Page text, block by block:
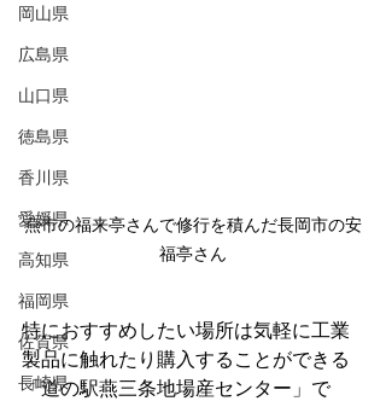
岡山県
広島県
山口県
徳島県
香川県
愛媛県
高知県
福岡県
佐賀県
長崎県
燕市の福来亭さんで修行を積んだ長岡市の安
福亭さん
特におすすめしたい場所は気軽に工業
製品に触れたり購入することができる
「道の駅燕三条地場産センター」で